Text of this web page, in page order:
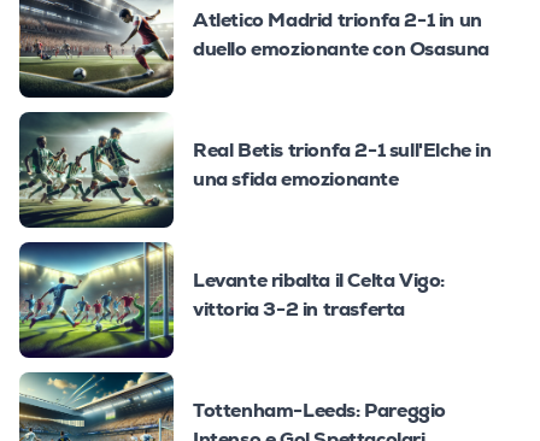
Atletico Madrid trionfa 2-1 in un
duello emozionante con Osasuna
Real Betis trionfa 2-1 sull'Elche in
una sfida emozionante
Levante ribalta il Celta Vigo:
vittoria 3-2 in trasferta
Tottenham-Leeds: Pareggio